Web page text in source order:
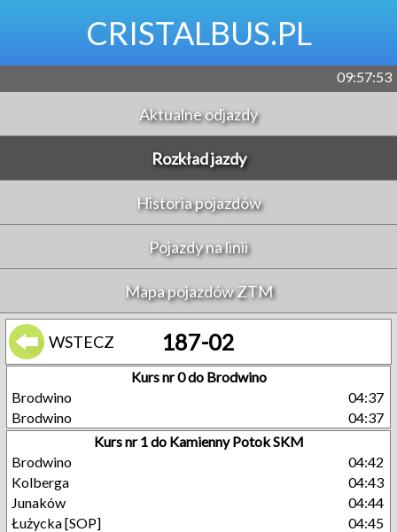
CRISTALBUS.PL
09:57:54
Aktualne odjazdy
Rozkład jazdy
Historia pojazdów
Pojazdy na linii
Mapa pojazdów ZTM
WSTECZ 187-02
Kurs nr 0 do Brodwino
Brodwino
04:37
Brodwino
04:37
Kurs nr 1 do Kamienny Potok SKM
Brodwino
04:42
Kolberga
04:43
Junaków
04:44
Łużycka [SOP]
04:45